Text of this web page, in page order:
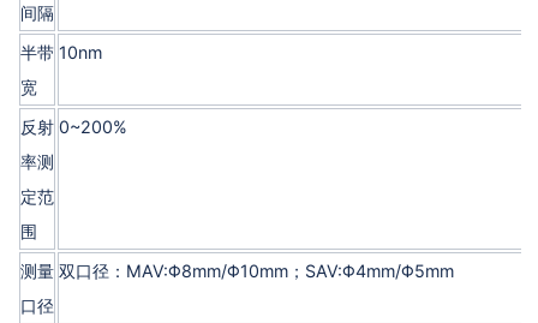
间隔
半带
宽
10nm
反射
率测
定范
围
0~200%
测量
口径
双口径：MAV:Φ8mm/Φ10mm；SAV:Φ4mm/Φ5mm